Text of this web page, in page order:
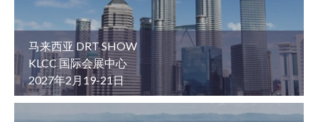
马来西亚 DRT SHOW
KLCC 国际会展中心
2027年2月19-21日